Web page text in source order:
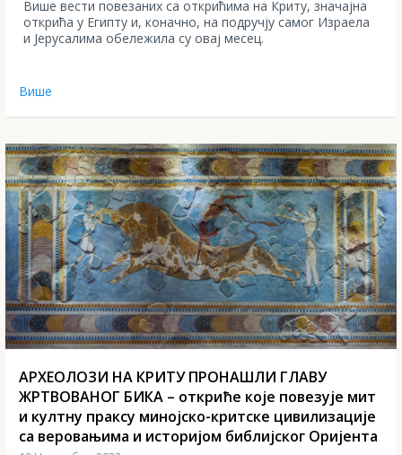
Више вести повезаних са открићима на Криту, значајна
открића у Египту и, коначно, на подручју самог Израела
и Јерусалима обележила су овај месец.
Више
АРХЕОЛОЗИ НА КРИТУ ПРОНАШЛИ ГЛАВУ
ЖРТВОВАНОГ БИКА – откриће које повезује мит
и култну праксу минојско-критске цивилизације
са веровањима и историјом библијског Оријента